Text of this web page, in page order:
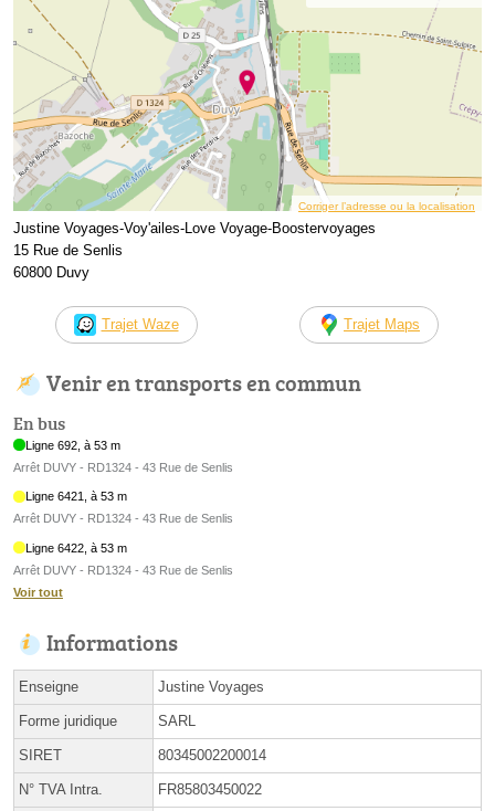
Corriger l’adresse ou la localisation
Justine Voyages-Voy'ailes-Love Voyage-Boostervoyages
15 Rue de Senlis
60800 Duvy
Trajet Waze Trajet Maps
Venir en transports en commun
En bus
Ligne 692, à 53 m
Arrêt DUVY - RD1324 - 43 Rue de Senlis
Ligne 6421, à 53 m
Arrêt DUVY - RD1324 - 43 Rue de Senlis
Ligne 6422, à 53 m
Arrêt DUVY - RD1324 - 43 Rue de Senlis
Voir tout
Informations
Enseigne Justine Voyages
Forme juridique SARL
SIRET 80345002200014
N° TVA Intra. FR85803450022